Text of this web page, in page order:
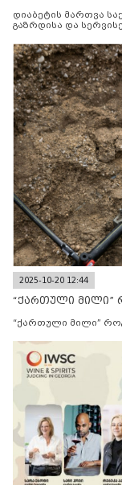
დიაბეტის მართვა
გაზრდისა და
2025-10-20 12:44
“ქართული მილი”
“ქართული მილი”